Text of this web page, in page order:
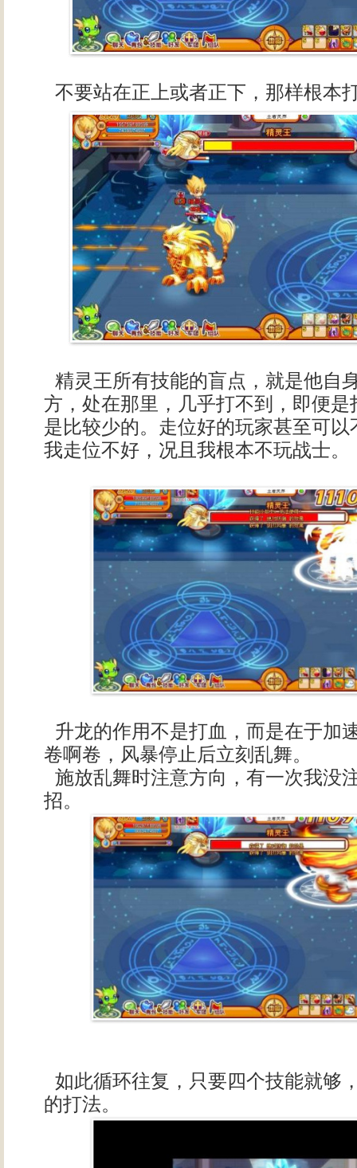
不要站在正上或者正下，那样根本
精灵王所有技能的盲点，就是他自
方，处在那里，几乎打不到，即便是
是比较少的。走位好的玩家甚至可以
我走位不好，况且我根本不玩战士。
升龙的作用不是打血，而是在于加
卷啊卷，风暴停止后立刻乱舞。
施放乱舞时注意方向，有一次我没
招。
如此循环往复，只要四个技能就够
的打法。